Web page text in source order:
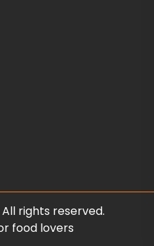
rights reserved.
food lovers